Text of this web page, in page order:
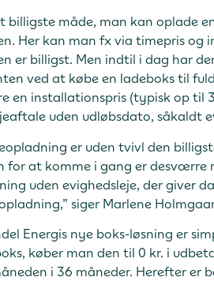
billigste måde, man kan oplade
Her kan man fx via timepris
er billigst. Men indtil i dag har
ved at købe en ladeboks til
en installationspris (typisk op til
uden udløbsdato, såkaldt
er uden tvivl den
for at komme i gang er desværre
uden evighedsleje, der giver
siger Marlene
Energis nye boks-løsning er
køber man den til 0 kr. i
i 36 måneder. Herefter er